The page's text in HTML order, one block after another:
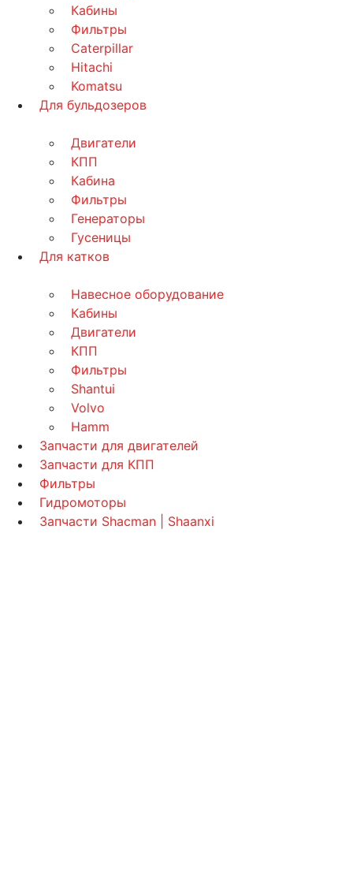
Кабины
Фильтры
Caterpillar
Hitachi
Komatsu
Для бульдозеров
Двигатели
КПП
Кабина
Фильтры
Генераторы
Гусеницы
Для катков
Навесное оборудование
Кабины
Двигатели
КПП
Фильтры
Shantui
Volvo
Hamm
Запчасти для двигателей
Запчасти для КПП
Фильтры
Гидромоторы
Запчасти Shacman | Shaanxi